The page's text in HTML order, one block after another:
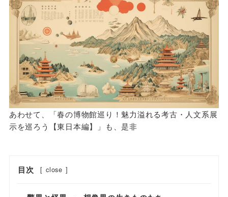
あわせて、「春の博物館巡り！魅力溢れる考古・人文系展
示を巡ろう【東日本編】」も、是非
目次 [ close ]